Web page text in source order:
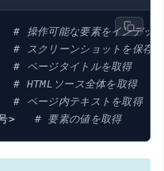
# 操作可能な要素をインデッ
# スクリーンショットを保存
# ページタイトルを取得
# HTMLソース全体を取得
# ページ内テキストを取得
号> # 要素の値を取得